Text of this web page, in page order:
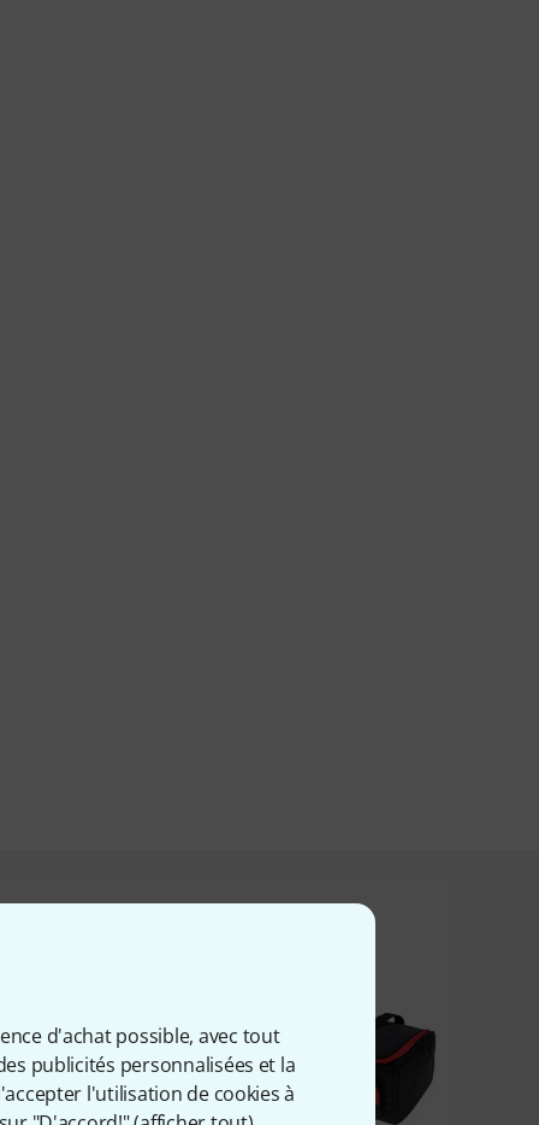
d'achat possible, avec tout
publicités personnalisées et la
l'utilisation de cookies à